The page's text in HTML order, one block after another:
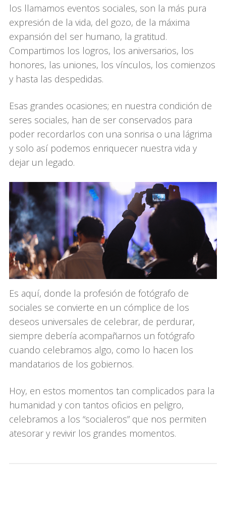
los llamamos eventos sociales, son la más pura
expresión de la vida, del gozo, de la máxima
expansión del ser humano, la gratitud.
Compartimos los logros, los aniversarios, los
honores, las uniones, los vínculos, los comienzos
y hasta las despedidas.
Esas grandes ocasiones; en nuestra condición de
seres sociales, han de ser conservados para
poder recordarlos con una sonrisa o una lágrima
y solo así podemos enriquecer nuestra vida y
dejar un legado.
Es aquí, donde la profesión de fotógrafo de
sociales se convierte en un cómplice de los
deseos universales de celebrar, de perdurar,
siempre debería acompañarnos un fotógrafo
cuando celebramos algo, como lo hacen los
mandatarios de los gobiernos.
Hoy, en estos momentos tan complicados para la
humanidad y con tantos oficios en peligro,
celebramos a los “socialeros” que nos permiten
atesorar y revivir los grandes momentos.